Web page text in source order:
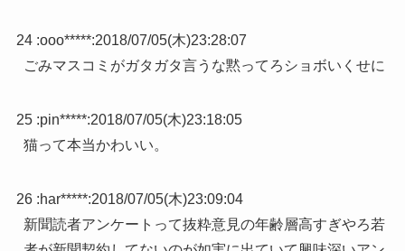
24 :ooo*****:2018/07/05(木)23:28:07
ごみマスコミがガタガタ言うな黙ってろショボいくせに
25 :pin*****:2018/07/05(木)23:18:05
猫って本当かわいい。
26 :har*****:2018/07/05(木)23:09:04
新聞読者アンケートって抜粋意見の年齢層高すぎやろ若